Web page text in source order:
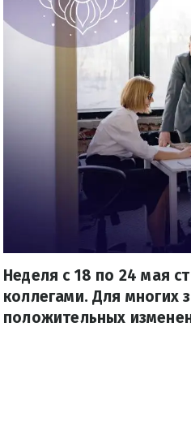
Неделя с 18 по 24 мая
коллегами. Для многих
положительных